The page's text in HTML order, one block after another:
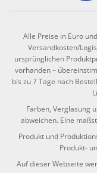
Alle Preise in Euro
Versandkosten/
ursprünglichen
vorhanden –
bis zu 7 Tage nach
Farben, Verglasung
abweichen. Eine
Produkt und
Produkt-
Auf dieser Webseite